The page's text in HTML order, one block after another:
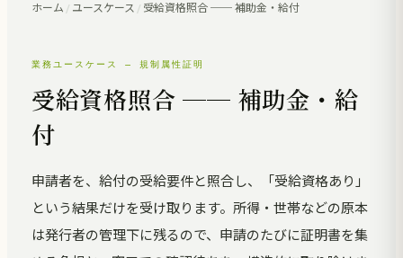
ホーム / ユースケース / 受給資格照合 ── 補助金・給付
業務ユースケース — 規制属性証明
受給資格照合 ── 補助金・給
付
申請者を、給付の受給要件と照合し、「受給資格あり」
という結果だけを受け取ります。所得・世帯などの原本
は発行者の管理下に残るので、申請のたびに証明書を集